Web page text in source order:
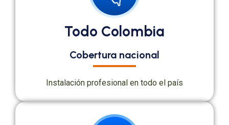
Todo Colombia
Cobertura nacional
Instalación profesional en todo el país